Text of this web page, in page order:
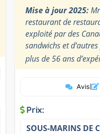
Mise à jour 2025:
restaurant de
exploité par des
sandwichs et
plus de 56 ans
Avis|
Prix:
SOUS-MARINS DE